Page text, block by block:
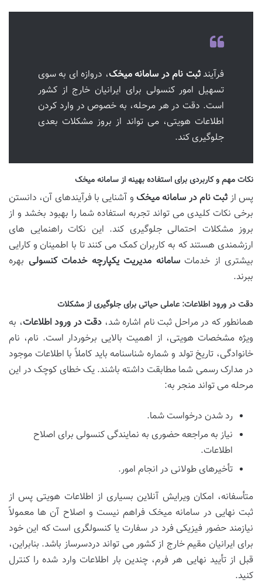
فرآیندثبت نام در سامانه میخک، دروازه ای به سوی
تسهیل امور کنسولی برای ایرانیان خارج از کشور
است. دقت در هر مرحله، به خصوص در وارد کردن
اطلاعات هویتی، می تواند از بروز مشکلات بعدی
جلوگیری کند.
نکات مهم و کاربردی برای استفاده بهینه از سامانه میخک
پس از ثبت نام در سامانه میخک و آشنایی با فرآیندهای آن، دانستن
برخی نکات کلیدی می تواند تجربه استفاده شما را بهبود بخشد و از
بروز مشکلات احتمالی جلوگیری کند. این نکات راهنمایی های
ارزشمندی هستند که به کاربران کمک می کنند تا با اطمینان و کارایی
بیشتری از خدماتسامانه مدیریت یکپارچه خدمات کنسولی بهره
ببرند.
دقت در ورود اطلاعات: عاملی حیاتی برای جلوگیری از مشکلات
همانطور که در مراحل ثبت نام اشاره شد، دقت در ورود اطلاعات، به
ویژه مشخصات هویتی، از اهمیت بالایی برخوردار است. نام، نام
خانوادگی، تاریخ تولد و شماره شناسنامه باید کاملاً با اطلاعات موجود
در مدارک رسمی شما مطابقت داشته باشند. یک خطای کوچک در این
مرحله می تواند منجر به:
رد شدن درخواست شما.
نیاز به مراجعه حضوری به نمایندگی کنسولی برای اصلاح
اطلاعات.
تأخیرهای طولانی در انجام امور.
متأسفانه، امکان ویرایش آنلاین بسیاری از اطلاعات هویتی پس از
ثبت نهایی در سامانه میخک فراهم نیست و اصلاح آن ها معمولاً
نیازمند حضور فیزیکی فرد در سفارت یا کنسولگری است که این خود
برای ایرانیان مقیم خارج از کشور می تواند دردسرساز باشد. بنابراین،
قبل از تأیید نهایی هر فرم، چندین بار اطلاعات وارد شده را کنترل
کنید.